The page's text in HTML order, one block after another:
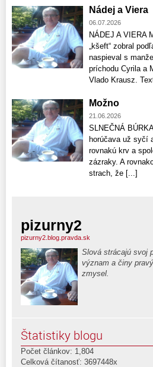
Nádej a Viera
06.07.2026
NÁDEJ A VIERA
„kšeft“ zobral
naspieval s
príchodu Cyrila a
Vlado Krausz.
Možno
21.06.2026
SLNEČNÁ
horúčava už syčí
rovnakú krv a
zázraky. A
strach, že [...]
pizurny2
pizurny2.blog.pravda.sk
Slová strácajú svoj
význam a činy pravý
zmysel.
Štatistiky blogu
Počet článkov: 1,804
Celková čítanosť: 3697448x